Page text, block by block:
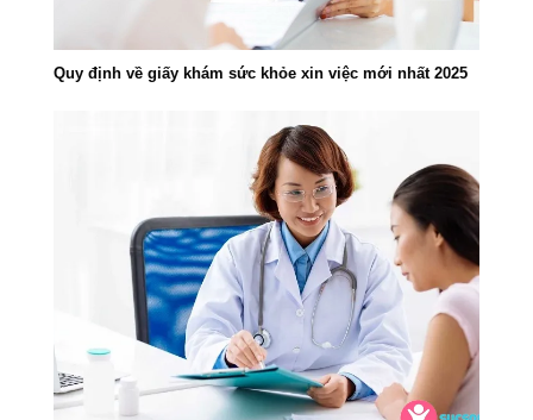
Quy định về giấy khám sức khỏe xin việc mới nhất 2025